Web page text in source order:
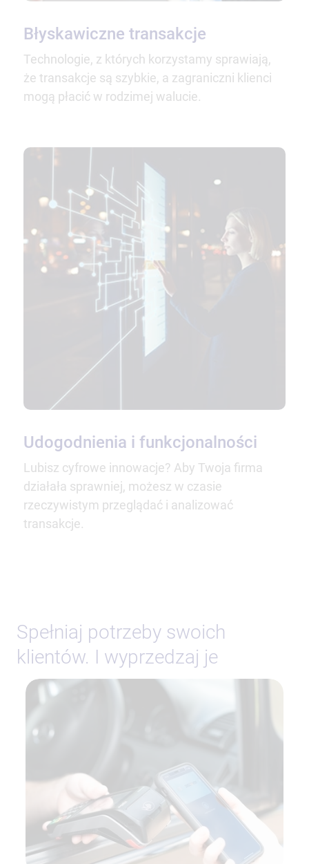
Błyskawiczne transakcje
Technologie, z których korzystamy sprawiają,
że transakcje są szybkie, a zagraniczni klienci
mogą płacić w rodzimej walucie.
Udogodnienia i funkcjonalności
Lubisz cyfrowe innowacje? Aby Twoja firma
działała sprawniej, możesz w czasie
rzeczywistym przeglądać i analizować
transakcje.
Spełniaj potrzeby swoich
klientów. I wyprzedzaj je